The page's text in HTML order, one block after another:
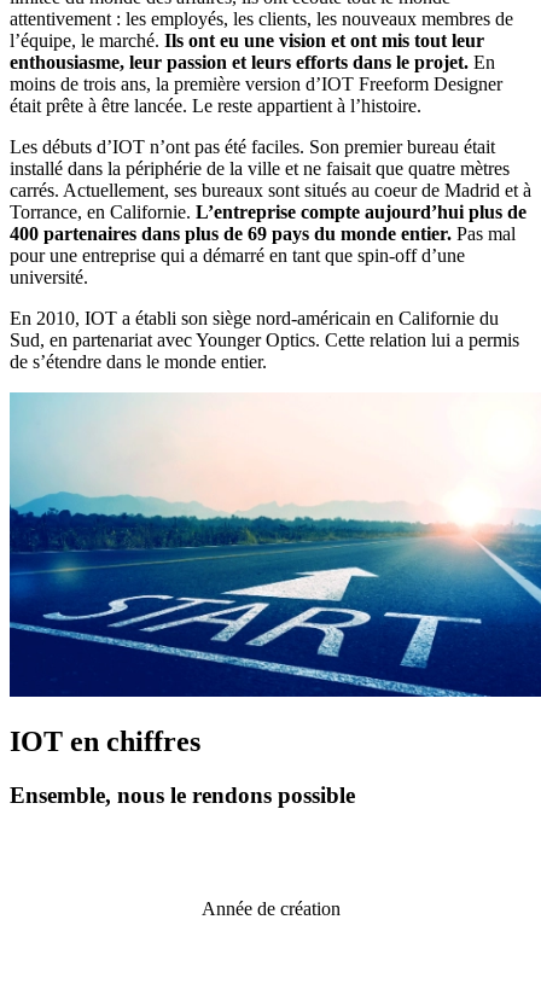
attentivement : les employés, les clients, les nouveaux membres de
l’équipe, le marché. Ils ont eu une vision et ont mis tout leur
enthousiasme, leur passion et leurs efforts dans le projet. En
moins de trois ans, la première version d’IOT Freeform Designer
était prête à être lancée. Le reste appartient à l’histoire.
Les débuts d’IOT n’ont pas été faciles. Son premier bureau était
installé dans la périphérie de la ville et ne faisait que quatre mètres
carrés. Actuellement, ses bureaux sont situés au coeur de Madrid et à
Torrance, en Californie. L’entreprise compte aujourd’hui plus de
400 partenaires dans plus de 69 pays du monde entier. Pas mal
pour une entreprise qui a démarré en tant que spin-off d’une
université.
En 2010, IOT a établi son siège nord-américain en Californie du
Sud, en partenariat avec Younger Optics. Cette relation lui a permis
de s’étendre dans le monde entier.
IOT en chiffres
Ensemble, nous le rendons possible
Année de création